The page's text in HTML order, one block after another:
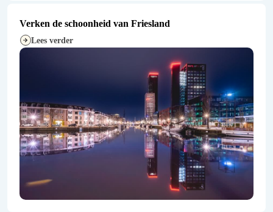
Verken de schoonheid van Friesland
Lees verder